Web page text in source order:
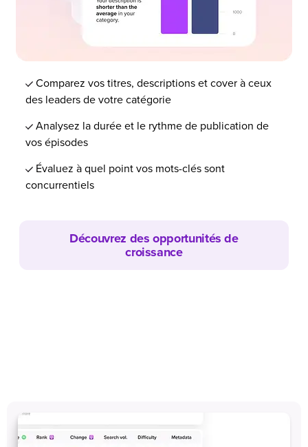
Comparez vos titres, descriptions et cover à ceux
des leaders de votre catégorie
Analysez la durée et le rythme de publication de
vos épisodes
Évaluez à quel point vos mots-clés sont
concurrentiels
Découvrez des opportunités de
croissance